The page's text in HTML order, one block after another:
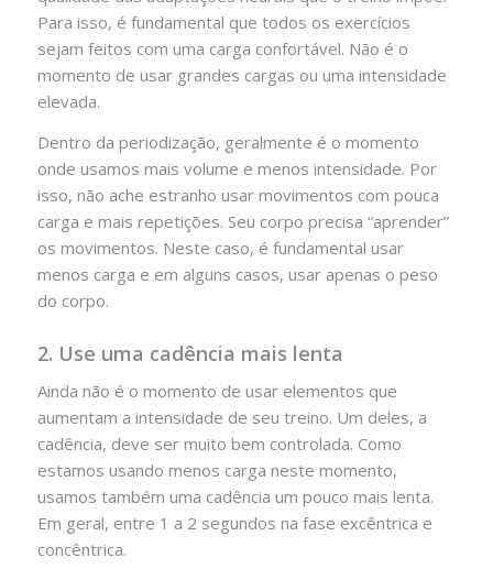
Para isso, é fundamental que todos os exercícios
sejam feitos com uma carga confortável. Não é o
momento de usar grandes cargas ou uma intensidade
elevada.
Dentro da periodização, geralmente é o momento
onde usamos mais volume e menos intensidade. Por
isso, não ache estranho usar movimentos com pouca
carga e mais repetições. Seu corpo precisa “aprender”
os movimentos. Neste caso, é fundamental usar
menos carga e em alguns casos, usar apenas o peso
do corpo.
2. Use uma cadência mais lenta
Ainda não é o momento de usar elementos que
aumentam a intensidade de seu treino. Um deles, a
cadência, deve ser muito bem controlada. Como
estamos usando menos carga neste momento,
usamos também uma cadência um pouco mais lenta.
Em geral, entre 1 a 2 segundos na fase excêntrica e
concêntrica.